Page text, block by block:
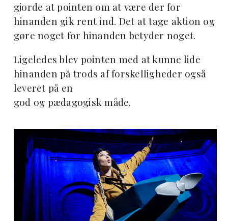
gjorde at pointen om at være der for
hinanden gik rent ind. Det at tage aktion og
gøre noget for hinanden betyder noget.
Ligeledes blev pointen med at kunne lide
hinanden på trods af forskelligheder også
leveret på en
god og pædagogisk måde.